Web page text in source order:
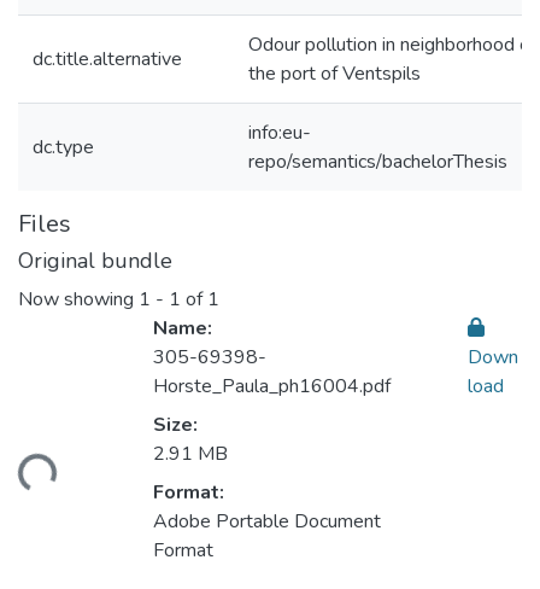
dc.title.alternative
Odour pollution in neighborhood of
the port of Ventspils
dc.type
info:eu-
repo/semantics/bachelorThesis
Files
Original bundle
Now showing 1 - 1 of 1
Name:
305-69398-
Horste_Paula_ph16004.pdf
Size:
2.91 MB
Format:
Adobe Portable Document
Format
Down
load